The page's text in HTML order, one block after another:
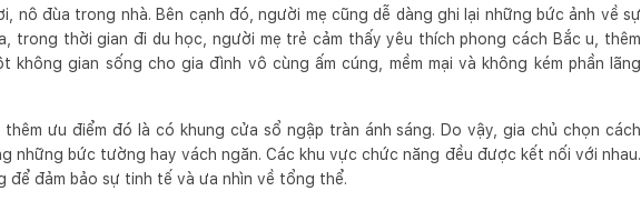
nô đùa trong nhà. Bên cạnh đó, người mẹ cũng dễ dàng ghi lại những bức ảnh về sự
trong thời gian đi du học, người mẹ trẻ cảm thấy yêu thích phong cách Bắc u, thêm
gian sống cho gia đình vô cùng ấm cúng, mềm mại và không kém phần lãng
ưu điểm đó là có khung cửa sổ ngập tràn ánh sáng. Do vậy, gia chủ chọn cách
những bức tường hay vách ngăn. Các khu vực chức năng đều được kết nối với nhau.
để đảm bảo sự tinh tế và ưa nhìn về tổng thể.